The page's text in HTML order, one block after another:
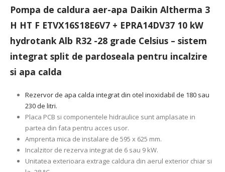
Pompa de caldura aer-apa Daikin Altherma 3
H HT F ETVX16S18E6V7 + EPRA14DV37 10 kW
hydrotank Alb R32 -28 grade Celsius – sistem
integrat split de pardoseala pentru incalzire
si apa calda
Rezervor de apa calda integrat din otel inoxidabil de 180 sau
230 de litri.
Placa PCB si componentele hidraulice sunt amplasate in
partea din fata pentru acces usor.
Amprenta mica de instalare de 595 x 625 mm.
Incalzitor de rezerva integrat de 6 sau 9 kW.
Unitatea exterioara extrage caldura din aerul exterior chiar si